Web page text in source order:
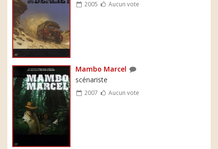
2005 Aucun vote
Mambo Marcel
scénariste
2007 Aucun vote